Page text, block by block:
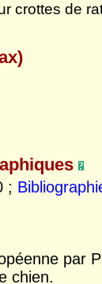
crottes de
;
par
chien.